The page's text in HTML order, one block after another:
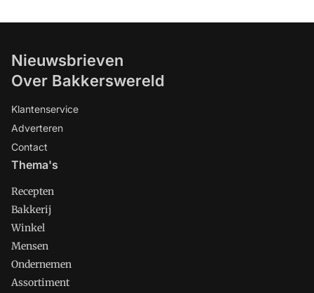
Nieuwsbrieven
Over Bakkerswereld
Klantenservice
Adverteren
Contact
Thema's
Recepten
Bakkerij
Winkel
Mensen
Ondernemen
Assortiment